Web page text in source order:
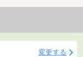
変更する